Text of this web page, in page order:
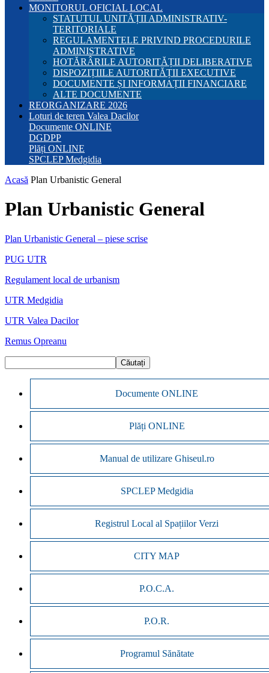
MONITORUL OFICIAL LOCAL
STATUTUL UNITĂȚII ADMINISTRATIV-
TERITORIALE
REGULAMENTELE PRIVIND PROCEDURILE
ADMINISTRATIVE
HOTĂRÂRILE AUTORITĂȚII DELIBERATIVE
DISPOZIȚIILE AUTORITĂȚII EXECUTIVE
DOCUMENTE ȘI INFORMAȚII FINANCIARE
ALTE DOCUMENTE
REORGANIZARE 2026
Loturi de teren Valea Dacilor
Documente ONLINE
DGDPP
Plăți ONLINE
SPCLEP Medgidia
Acasă Plan Urbanistic General
Plan Urbanistic General
Plan Urbanistic General – piese scrise
PUG UTR
Regulament local de urbanism
UTR Medgidia
UTR Valea Dacilor
Remus Opreanu
Documente ONLINE
Plăți ONLINE
Manual de utilizare Ghiseul.ro
SPCLEP Medgidia
Registrul Local al Spațiilor Verzi
CITY MAP
P.O.C.A.
P.O.R.
Programul Sănătate